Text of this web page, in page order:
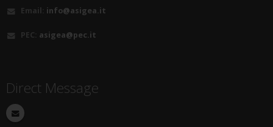
Email: info@asigea.it
PEC: asigea@pec.it
Direct Message